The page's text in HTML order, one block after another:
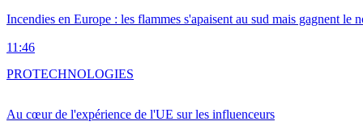
Incendies en Europe : les flammes s'apaisent au sud mais gagnent le
11:46
Au cœur de l'expérience de l'UE sur les influenceurs
PROTECHNOLOGIES